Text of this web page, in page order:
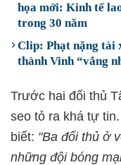
họa mới: Kinh tế
trong 30 năm
Clip: Phạt nặng tài
thành Vinh “vắng
Trước hai đối thủ
seo tỏ ra khá tự
biết: "Ba đối thủ ở
những đội bóng